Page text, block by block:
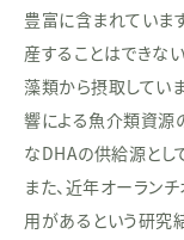
豊富に含まれていま
産することはできな
藻類から摂取してい
響による魚介類資源
なDHAの供給源とし
また、近年オーラン
用があるという研究